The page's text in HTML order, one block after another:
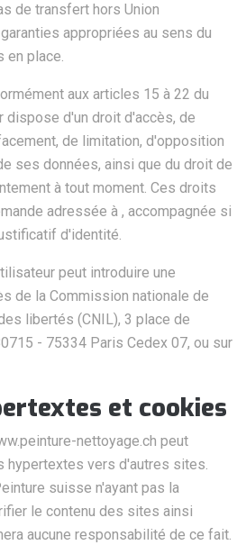
de transfert hors Union
appropriées au sens du
en place.
aux articles 15 à 22 du
dispose d'un droit d'accès, de
de limitation, d'opposition
ses données, ainsi que du droit de
à tout moment. Ces droits
adressée à , accompagnée si
d'identité.
peut introduire une
de la Commission nationale de
libertés (CNIL), 3 place de
- 75334 Paris Cedex 07, ou sur
et cookies
nettoyage.ch peut
hypertextes vers d'autres sites.
suisse n'ayant pas la
le contenu des sites ainsi
aucune responsabilité de ce fait.